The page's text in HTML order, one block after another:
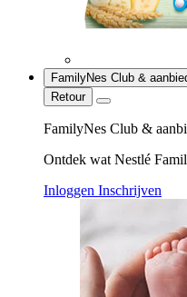
FamilyNes Club &
Retour
FamilyNes Club &
Ontdek wat Nestlé
Inloggen Inschrijven